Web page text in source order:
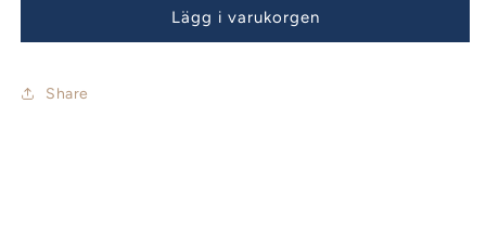
Lägg i varukorgen
Share